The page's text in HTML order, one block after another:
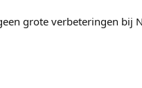
grote verbeteringen bij